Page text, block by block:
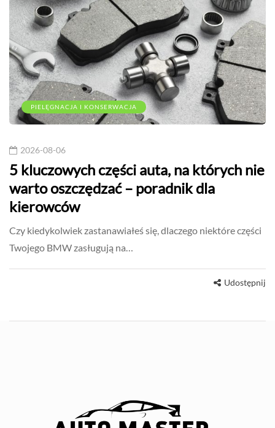
PIELĘGNACJA I KONSERWACJA
2026-08-06
5 kluczowych części auta, na których nie
warto oszczędzać – poradnik dla
kierowców
Czy kiedykolwiek zastanawiałeś się, dlaczego niektóre części
Twojego BMW zasługują na…
Udostępnij